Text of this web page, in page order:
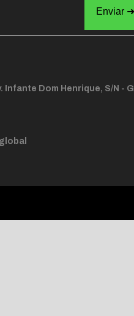
Infante Dom Henrique, S/N -